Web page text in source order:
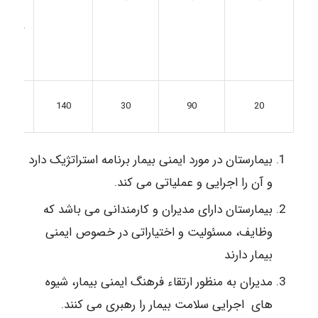
گروه:
20
90
30
140
بیمارستان در مورد ایمنی بیمار برنامه استراتژیک دارد
و آن را اجرایی و عملیاتی می کند.
بیمارستان دارای مدیران و کارمندانی می باشد که
وظایف، مسئولیت و اختیاراتی در خصوص ایمنی
بیمار دارند
مدیران به منظور ارتقاء فرهنگ ایمنی بیمار، شیوه
های اجرایی سلامت بیمار را رهبری می کنند.